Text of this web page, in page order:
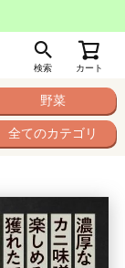
検索 カート
野菜
全てのカテゴリ